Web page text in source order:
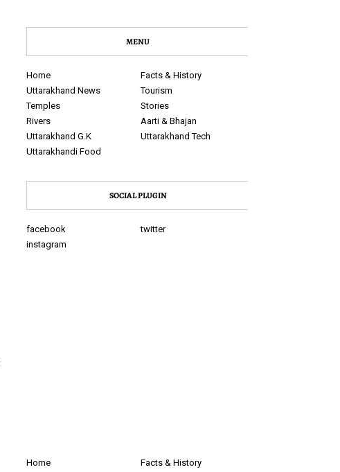
MENU
Home
Facts & History
Uttarakhand News
Tourism
Temples
Stories
Rivers
Aarti & Bhajan
Uttarakhand G.K
Uttarakhand Tech
Uttarakhandi Food
SOCIAL PLUGIN
facebook
twitter
instagram
Home
Facts & History